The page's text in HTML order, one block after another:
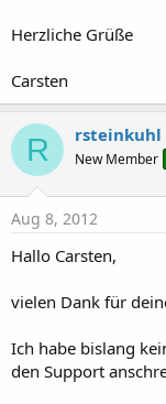
Herzliche Grüße
Carsten
R rsteinkuhl
New Member
Aug 8, 2012
Hallo Carsten,
vielen Dank für
Ich habe bislang
den Support